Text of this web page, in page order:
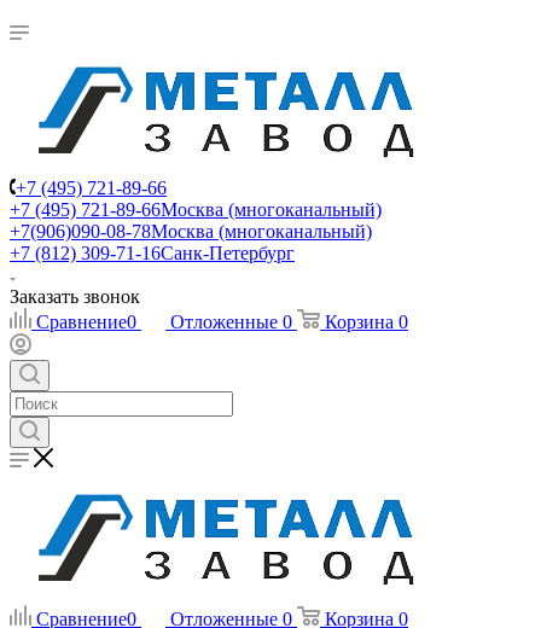
+7 (495) 721-89-66
+7 (495) 721-89-66Москва (многоканальный)
+7(906)090-08-78Москва (многоканальный)
+7 (812) 309-71-16Санк-Петербург
Заказать звонок
Сравнение0 Отложенные 0 Корзина 0
Сравнение0 Отложенные 0 Корзина 0